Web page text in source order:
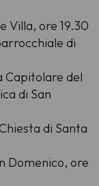
Villa, ore 19.30
di
Capitolare del
di San
di Santa
Domenico, ore